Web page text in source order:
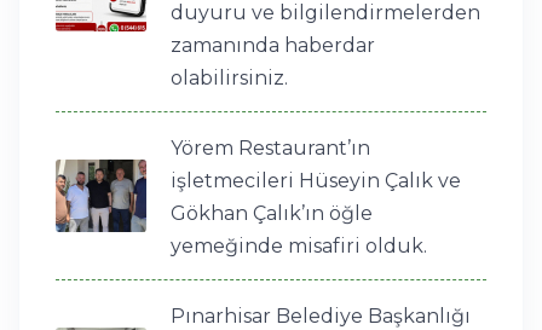
duyuru ve bilgilendirmelerden
zamanında haberdar
olabilirsiniz.
Yörem Restaurant’ın
işletmecileri Hüseyin Çalık ve
Gökhan Çalık’ın öğle
yemeğinde misafiri olduk.
Pınarhisar Belediye Başkanlığı